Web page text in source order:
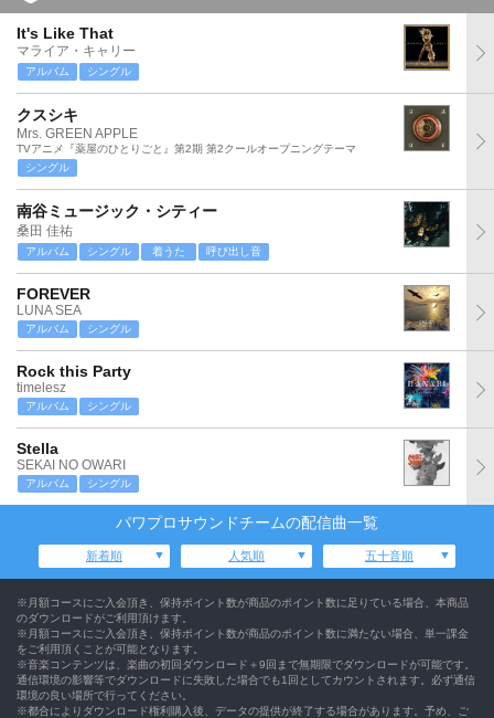
It's Like That
マライア・キャリー
アルバム シングル
クスシキ
Mrs. GREEN APPLE
TVアニメ『薬屋のひとりごと』第2期 第2クールオープニングテーマ
シングル
南谷ミュージック・シティー
桑田 佳祐
アルバム シングル 着うた 呼び出し音
FOREVER
LUNA SEA
アルバム シングル
Rock this Party
timelesz
アルバム シングル
Stella
SEKAI NO OWARI
アルバム シングル
パワプロサウンドチームの配信曲一覧
新着順 人気順 五十音順
※月額コースにご入会頂き、保持ポイント数が商品のポイント数に足りている場合、本商品
のダウンロードがご利用頂けます。
※月額コースにご入会頂き、保持ポイント数が商品のポイント数に満たない場合、単一課金
をご利用頂くことが可能となります。
※音楽コンテンツは、楽曲の初回ダウンロード＋9回まで無期限でダウンロードが可能です。
通信環境の影響等でダウンロードに失敗した場合でも1回としてカウントされます。必ず通信
環境の良い場所で行ってください。
※都合によりダウンロード権利購入後、データの提供が終了する場合があります。予め、ご